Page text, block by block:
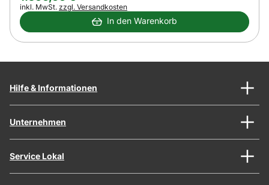
Steuerhinweis:
inkl. MwSt. zzgl. Versandkosten
In den Warenkorb
Hilfe & Informationen
Unternehmen
Service Lokal